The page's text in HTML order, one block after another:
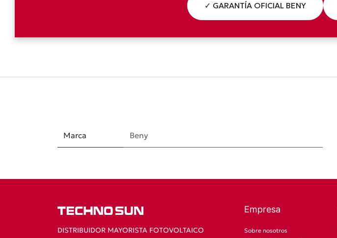
✓ GARANTÍA OFICIAL BENY
Marca Beny
DISTRIBUIDOR MAYORISTA FOTOVOLTAICO
Empresa
Sobre nosotros